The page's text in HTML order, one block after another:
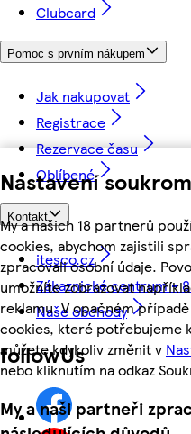
Nastavení
My a našich 18 partnerů
cookies, abychom zajistili
zpracovali osobní údaje.
umožníte zobrazovat
reklamu. V opačném
cookies, které potřebujeme
můžete kdykoliv změnit v
nebo kliknutím na odkaz
My a naši partneři
Clubcard
Pomoc s prvním nákupem
Jak nakupovat
Registrace
Rezervace času
Oblíbené
Kontakt
itesco.cz
Zákaznické centrum -
Naše obchody
followUs